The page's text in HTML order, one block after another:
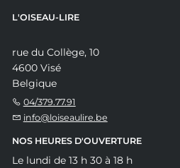
L'OISEAU-LIRE
rue du Collège, 10
4600 Visé
Belgique
04/379.77.91
info@loiseaulire.be
NOS HEURES D'OUVERTURE
Le lundi de 13 h 30 à 18 h